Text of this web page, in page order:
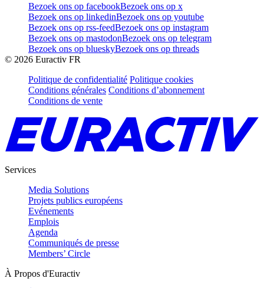
Bezoek ons op facebookBezoek ons op x
Bezoek ons op linkedinBezoek ons op youtube
Bezoek ons op rss-feedBezoek ons op instagram
Bezoek ons op mastodonBezoek ons op telegram
Bezoek ons op blueskyBezoek ons op threads
© 2026 Euractiv FR
Politique de confidentialité Politique cookies
Conditions générales Conditions d’abonnement
Conditions de vente
Services
Media Solutions
Projets publics européens
Evénements
Emplois
Agenda
Communiqués de presse
Members’ Circle
À Propos d'Euractiv